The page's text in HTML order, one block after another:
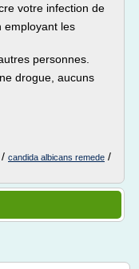
votre infection de
employant les
personnes.
drogue, aucuns
/ candida albicans remede /